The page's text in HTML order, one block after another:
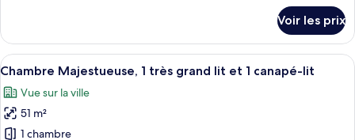
(Bay
View)
King
Bed,
Bay
View
le
type
de
Deluxe
Suite,
Voir les prix
Afficher
toutes
les
photos
pour
Une chambre d’hôtel avec un lit, un
5
Chambre Majestueuse, 1 très grand lit et 1 canapé-lit
Vue sur la ville
51 m²
1 chambre